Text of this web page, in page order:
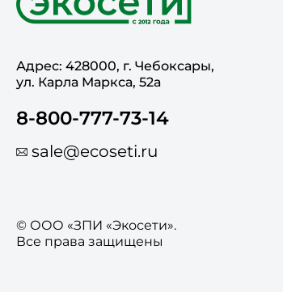
Адрес: 428000, г. Чебоксары,
ул. Карла Маркса, 52а
8-800-777-73-14
sale@ecoseti.ru
© ООО «ЗПИ «Экосети».
Все права защищены